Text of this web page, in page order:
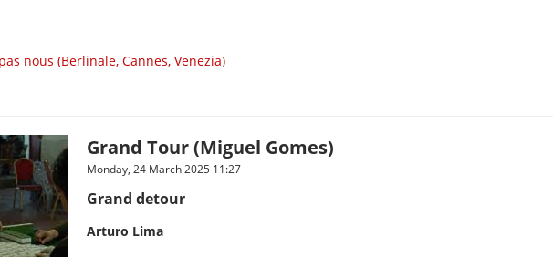
pas nous (Berlinale, Cannes, Venezia)
Grand Tour (Miguel Gomes)
Monday, 24 March 2025 11:27
Grand detour
Arturo Lima